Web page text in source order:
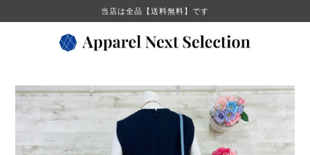
当店は全品【送料無料】です